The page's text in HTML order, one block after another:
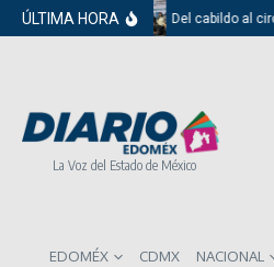
Saltar al contenido
ÚLTIMA HORA Del cabildo al
La Voz del Estado de México
EDOMÉX CDMX
NACIONAL